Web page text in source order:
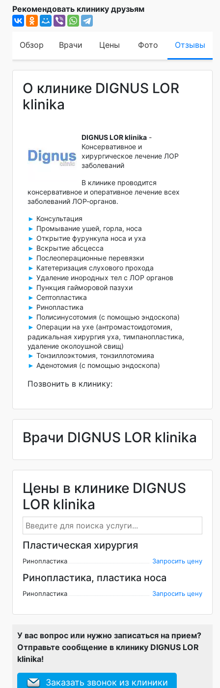
Рекомендовать клинику друзьям
Обзор Врачи Цены Фото Отзывы
О клинике DIGNUS LOR
klinika
DIGNUS LOR klinika -
Консервативное и
хирургическое лечение ЛОР
заболеваний
В клинике проводится
консервативное и оперативное лечение всех
заболеваний ЛОР-органов.
► Консультация
► Промывание ушей, горла, носа
► Открытие фурункула носа и уха
► Вскрытие абсцесса
► Послеоперационные перевязки
► Катетеризация слухового прохода
► Удаление инородных тел с ЛОР органов
► Пункция гайморовой пазухи
► Септопластика
► Ринопластика
► Полисинусотомия (с помощью эндоскопа)
► Операции на ухе (антромастоидотомия,
радикальная хирургия уха, тимпанопластика,
удаление околоушной свищ)
► Тонзиллоэктомия, тонзиллотомияa
► Аденотомия (с помощью эндоскопа)
Позвонить в клинику:
Врачи DIGNUS LOR klinika
Цены в клинике DIGNUS
LOR klinika
Пластическая хирургия
Ринопластика Запросить цену
Ринопластика, пластика носа
Ринопластика Запросить цену
У вас вопрос или нужно записаться на прием?
Отправьте сообщение в клинику DIGNUS LOR
klinika!
Заказать звонок из клиники